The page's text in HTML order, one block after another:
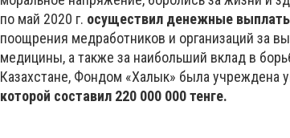
по май 2020 г. осуществил денежные
поощрения медработников и организаций за
медицины, а также за наибольший вклад в
Казахстане, Фондом «Халык» была учреждена
которой составил 220 000 000 тенге.